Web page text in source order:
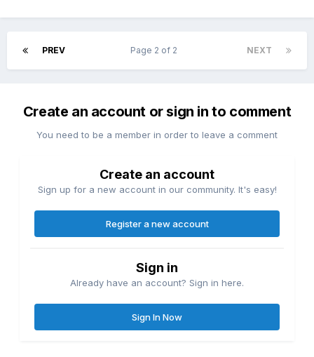
PREV NEXT
Page 2 of 2
Create an account or sign in to comment
You need to be a member in order to leave a comment
Create an account
Sign up for a new account in our community. It's easy!
Register a new account
Sign in
Already have an account? Sign in here.
Sign In Now